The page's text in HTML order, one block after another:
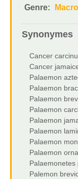
Genre:
Synonymes
Cancer
Cancer
Palaemon
Palaemon
Palaemon
Palaemon
Palaemon
Palaemon
Palaemon
Palaemon
Palemon